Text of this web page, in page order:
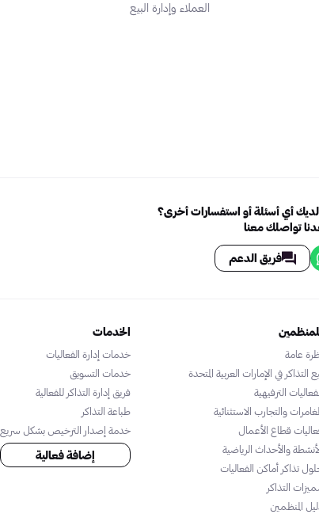
العملاء وإدارة البيع
أي أسئلة أو استفسارات أخرى؟
تواصلك معنا
فريق الدعم
عامة
التذاكر في الإمارات العربية المتحدة
الترفيهية
والتجارب الاستثنائية
قطاع الأعمال
والأحداث الرياضية
تذاكر أماكن الفعاليات
التذاكر
المنظمين
الخدمات
خدمات إدارة الفعاليات
خدمات التسويق
فريق إدارة التذاكر للفعالية
طباعة التذاكر
خدمة إصدار الترخيص بشكل سريع
إضافة فعالية